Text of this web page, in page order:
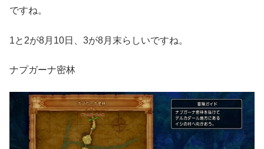
ですね。
1と2が8月10日、3が8月末らしいですね。
ナプガーナ密林